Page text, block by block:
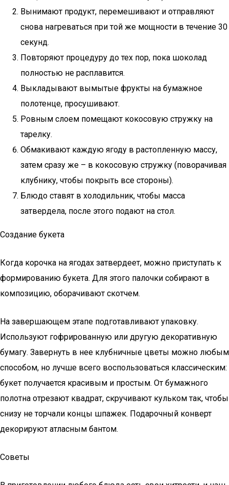
Вынимают продукт, перемешивают и отправляют
снова нагреваться при той же мощности в течение 30
секунд.
Повторяют процедуру до тех пор, пока шоколад
полностью не расплавится.
Выкладывают вымытые фрукты на бумажное
полотенце, просушивают.
Ровным слоем помещают кокосовую стружку на
тарелку.
Обмакивают каждую ягоду в растопленную массу,
затем сразу же – в кокосовую стружку (поворачивая
клубнику, чтобы покрыть все стороны).
Блюдо ставят в холодильник, чтобы масса
затвердела, после этого подают на стол.
Создание букета
Когда корочка на ягодах затвердеет, можно приступать к
формированию букета. Для этого палочки собирают в
композицию, оборачивают скотчем.
На завершающем этапе подготавливают упаковку.
Используют гофрированную или другую декоративную
бумагу. Завернуть в нее клубничные цветы можно любым
способом, но лучше всего воспользоваться классическим:
букет получается красивым и простым. От бумажного
полотна отрезают квадрат, скручивают кульком так, чтобы
снизу не торчали концы шпажек. Подарочный конверт
декорируют атласным бантом.
Советы